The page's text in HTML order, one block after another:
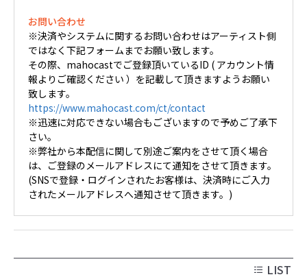
お問い合わせ
※決済やシステムに関するお問い合わせはアーティスト側
ではなく下記フォームまでお願い致します。
その際、mahocastでご登録頂いているID ( アカウント情
報よりご確認ください ）を記載して頂きますようお願い
致します。
https://www.mahocast.com/ct/contact
※迅速に対応できない場合もございますので予めご了承下
さい。
※弊社から本配信に関して別途ご案内をさせて頂く場合
は、ご登録のメールアドレスにて通知をさせて頂きます。
(SNSで登録・ログインされたお客様は、決済時にご入力
されたメールアドレスへ通知させて頂きます。)
LIST